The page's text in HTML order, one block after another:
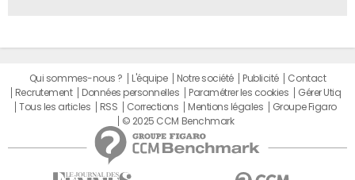
Qui sommes-nous ? L'équipe Notre société Publicité
Contact
Recrutement
Données personnelles Paramétrer les cookies
Gérer Utiq
Tous les articles
RSS Corrections Mentions légales
Groupe Figaro
© 2025 CCM Benchmark